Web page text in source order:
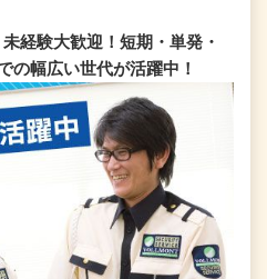
経験大歓迎！短期・単発・
の幅広い世代が活躍中！